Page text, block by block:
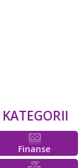
Finanse